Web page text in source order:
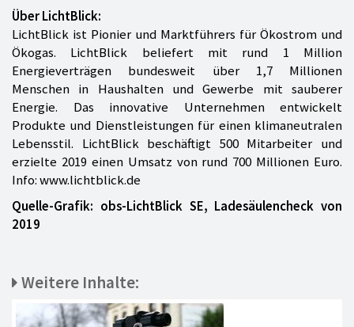
Über LichtBlick:
LichtBlick ist Pionier und Marktführers für Ökostrom und
Ökogas. LichtBlick beliefert mit rund 1 Million
Energieverträgen bundesweit über 1,7 Millionen
Menschen in Haushalten und Gewerbe mit sauberer
Energie. Das innovative Unternehmen entwickelt
Produkte und Dienstleistungen für einen klimaneutralen
Lebensstil. LichtBlick beschäftigt 500 Mitarbeiter und
erzielte 2019 einen Umsatz von rund 700 Millionen Euro.
Info: www.lichtblick.de
Quelle-Grafik: obs-LichtBlick SE, Ladesäulencheck von
2019
Weitere Inhalte: